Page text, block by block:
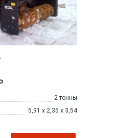
2 тонны
5,91 х 2,35 х 3,54